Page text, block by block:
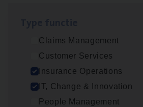
Claims Management
Customer Services
Insurance Operations
IT, Change & Innovation
People Management
(Agi­le)ITPro­ject Manager
IT, Change & Innovation
Antwerpen